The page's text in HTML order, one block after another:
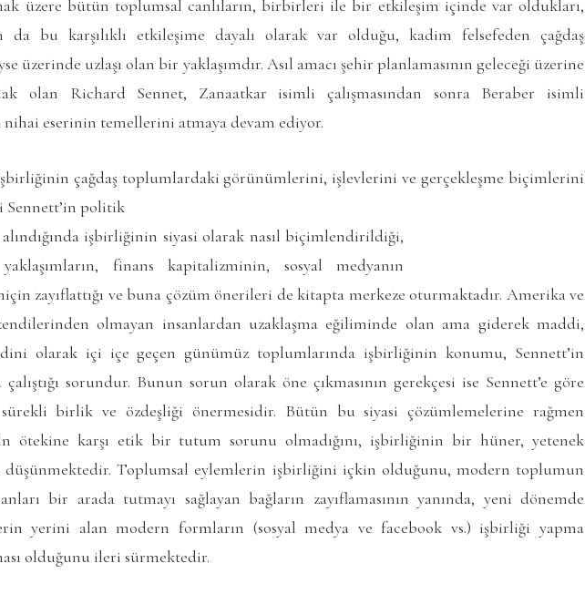
üzere bütün toplumsal canlıların, birbirleri ile bir etkileşim içinde var oldukları,
da bu karşılıklı etkileşime dayalı olarak var olduğu, kadim felsefeden çağdaş
üzerinde uzlaşı olan bir yaklaşımdır. Asıl amacı şehir planlamasının geleceği üzerine
olan Richard Sennet, Zanaatkar isimli çalışmasından sonra Beraber isimli
nihai eserinin temellerini atmaya devam ediyor.
işbirliğinin çağdaş toplumlardaki görünümlerini, işlevlerini ve gerçekleşme biçimlerini
Sennett’in politik
işbirliğinin siyasi olarak nasıl biçimlendirildiği,
finans kapitalizminin, sosyal medyanın
zayıflattığı ve buna çözüm önerileri de kitapta merkeze oturmaktadır. Amerika ve
olmayan insanlardan uzaklaşma eğiliminde olan ama giderek maddi,
olarak içi içe geçen günümüz toplumlarında işbirliğinin konumu, Sennett’in
çalıştığı sorundur. Bunun sorun olarak öne çıkmasının gerekçesi ise Sennett’e göre
birlik ve özdeşliği önermesidir. Bütün bu siyasi çözümlemelerine rağmen
ötekine karşı etik bir tutum sorunu olmadığını, işbirliğinin bir hüner, yetenek
düşünmektedir. Toplumsal eylemlerin işbirliğini içkin olduğunu, modern toplumun
bir arada tutmayı sağlayan bağların zayıflamasının yanında, yeni dönemde
yerini alan modern formların (sosyal medya ve facebook vs.) işbirliği yapma
olduğunu ileri sürmektedir.